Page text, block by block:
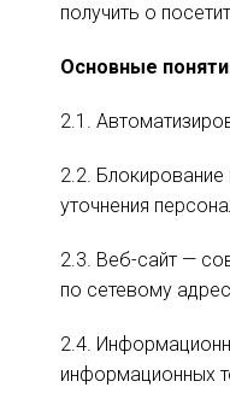
получить о
Основные
2.1.
2.2.
уточнения
2.3. Веб-сайт —
по сетевому
2.4.
информационных